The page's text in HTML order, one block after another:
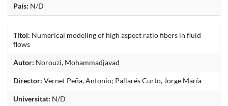
País: N/D
Títol: Numerical modeling of high aspect ratio fibers in fluid
flows
Autor: Norouzi, Mohammadjavad
Director: Vernet Peña, Antonio; Pallarés Curto, Jorge María
Universitat: N/D